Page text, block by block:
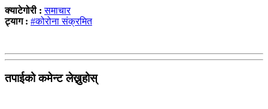
क्याटेगोरी :समाचार
ट्याग : #कोरोना संक्रमित
तपाईको कमेन्ट लेख्नुहोस्